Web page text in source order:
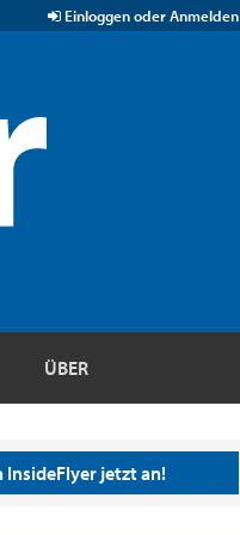
Einloggen oder Anmelden
ÜBER
InsideFlyer jetzt an!